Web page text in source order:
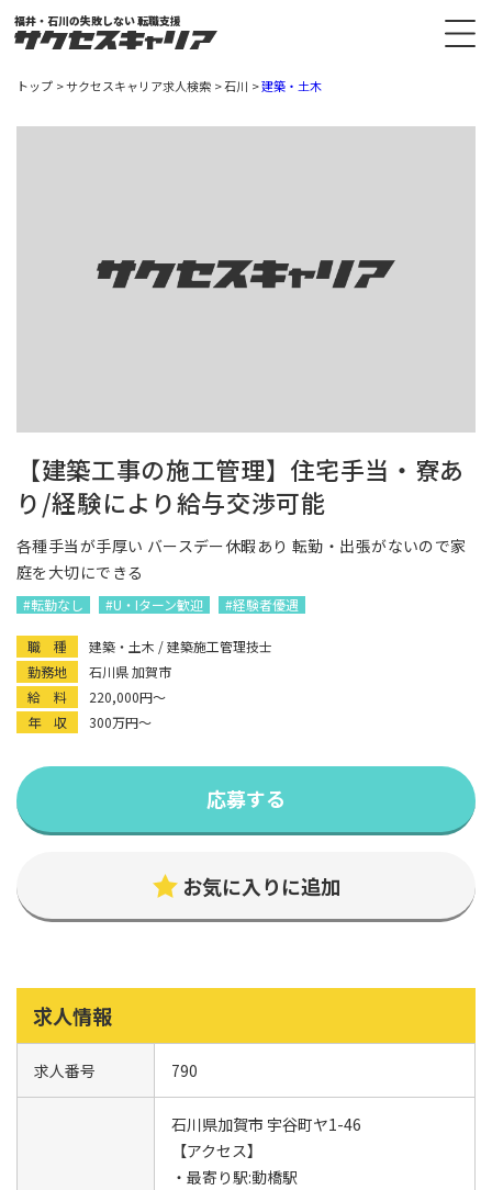
福井・石川の失敗しない 転職支援
トップ サクセスキャリア求人検索 石川 建築・土木
【建築工事の施工管理】住宅手当・寮あ
り/経験により給与交渉可能
各種手当が手厚い バースデー休暇あり 転勤・出張がないので家
庭を大切にできる
#転勤なし #U・Iターン歓迎 #経験者優遇
職 種
建築・土木 / 建築施工管理技士
勤務地
石川県 加賀市
給 料
220,000円〜
年 収
300万円〜
応募する
お気に入りに追加
求人情報
求人番号 790
石川県加賀市 宇谷町ヤ1-46
【アクセス】
・最寄り駅:動橋駅